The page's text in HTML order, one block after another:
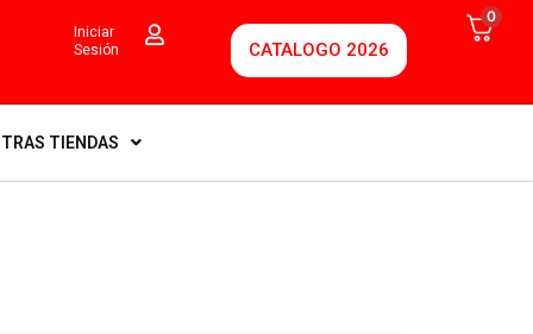
Iniciar
Sesión
CATALOGO 2026
0
TIENDAS